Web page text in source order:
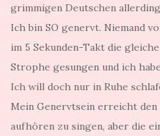
grimmigen Deutschen
Ich bin SO genervt. Niemand
im 5 Sekunden-Takt die
Strophe gesungen und ich
Ich will doch nur in Ruhe
Mein Genervtsein erreicht
aufhören zu singen, aber die